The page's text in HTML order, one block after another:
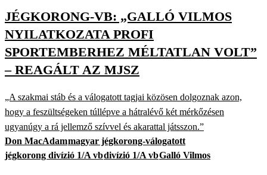
JÉGKORONG-VB: „GALLÓ VILMOS
NYILATKOZATA PROFI
SPORTEMBERHEZ MÉLTATLAN VOLT”
– REAGÁLT AZ MJSZ
„A szakmai stáb és a válogatott tagjai közösen dolgoznak azon,
hogy a feszültségeken túllépve a hátralévő két mérkőzésen
ugyanúgy a rá jellemző szívvel és akarattal játsszon.”
Don MacAdammagyar jégkorong-válogatott
jégkorong divízió 1/A vbdivízió 1/A vbGalló Vilmos